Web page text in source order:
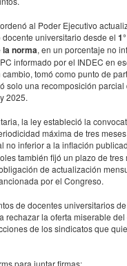
al Poder Ejecutivo
universitario desde el
la norma, en un porcentaje no
informado por el INDEC en
tomó como punto de
solo una recomposición parcial
2025.
la ley estableció la
máxima de tres
no inferior a la inflación
también fijó un plazo de tres
de actualización
por el Congreso.
de docentes universitarios
rechazar la oferta miserable
de los sindicatos que
para juntar firmas: